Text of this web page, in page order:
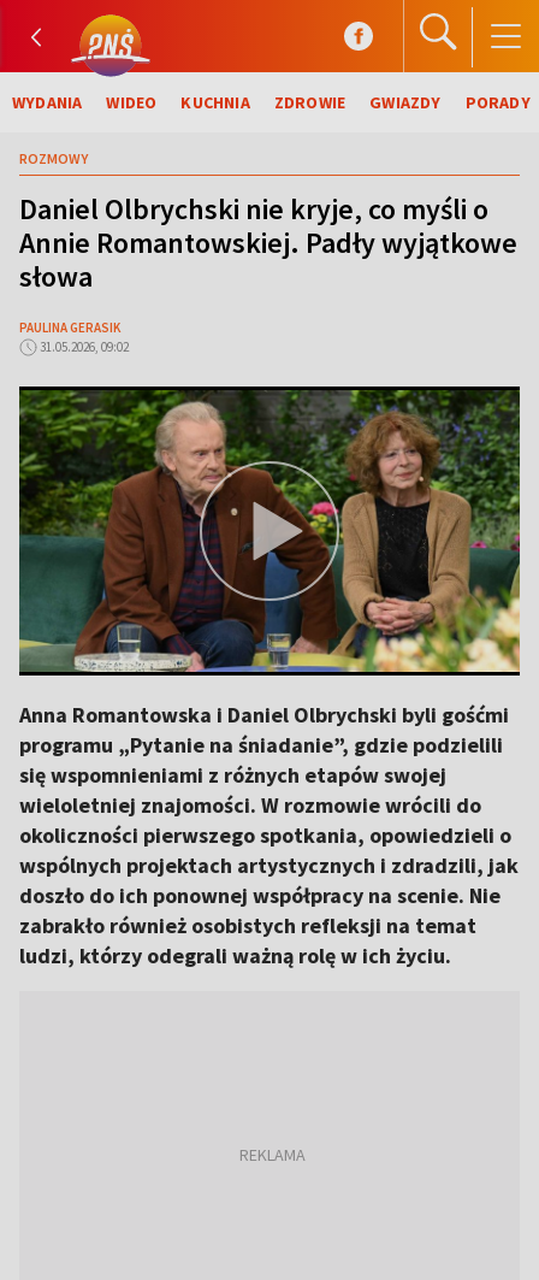
WYDANIA WIDEO KUCHNIA ZDROWIE GWIAZDY PORADY
ROZMOWY
Daniel Olbrychski nie kryje, co myśli o
Annie Romantowskiej. Padły wyjątkowe
słowa
PAULINA GERASIK
31.05.2026, 09:02
Anna Romantowska i Daniel Olbrychski byli gośćmi
programu „Pytanie na śniadanie”, gdzie podzielili
się wspomnieniami z różnych etapów swojej
wieloletniej znajomości. W rozmowie wrócili do
okoliczności pierwszego spotkania, opowiedzieli o
wspólnych projektach artystycznych i zdradzili, jak
doszło do ich ponownej współpracy na scenie. Nie
zabrakło również osobistych refleksji na temat
ludzi, którzy odegrali ważną rolę w ich życiu.